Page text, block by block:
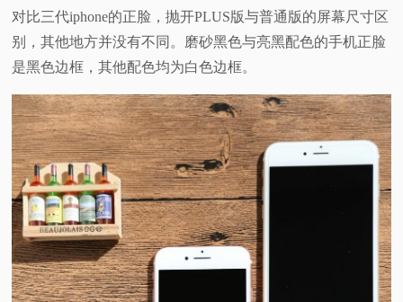
对比三代iphone的正脸，抛开PLUS版与普通版的屏幕尺寸区
别，其他地方并没有不同。磨砂黑色与亮黑配色的手机正脸
是黑色边框，其他配色均为白色边框。